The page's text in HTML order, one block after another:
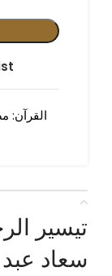
القرآن:
تيسير
سعاد